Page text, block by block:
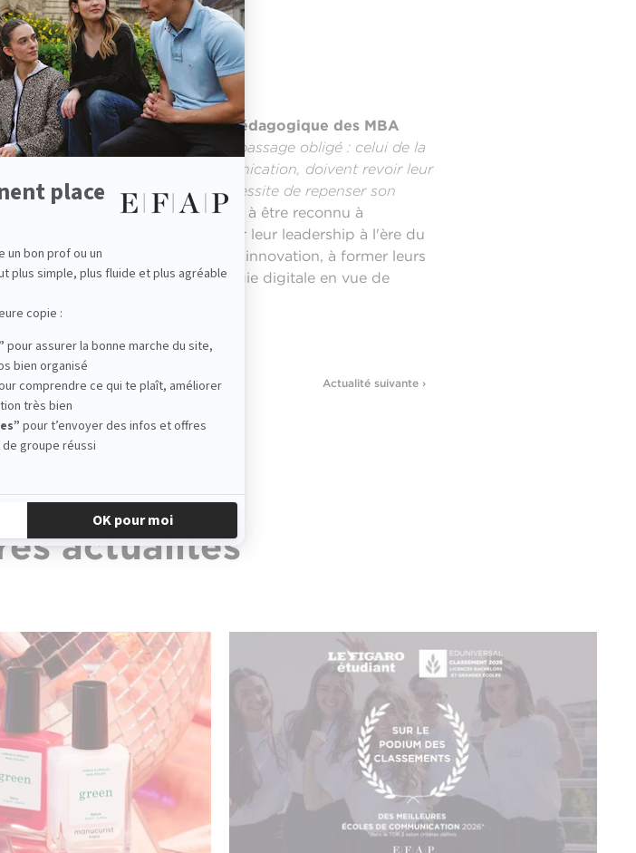
désormais
Président du Board Pédagogique des MBA
mettre en place à l'EFAP est un passage obligé : celui de la
du marketing et de la communication, doivent revoir leur
concurrentiel et nécessite de repenser son
Premier Think Tank digital français à être reconnu à
qui souhaitent repenser leur leadership à l'ère du
mondiales à venir en matière d'innovation, à former leurs
leur organisation, leur stratégie digitale en vue de
Actualité suivante ›
actualités